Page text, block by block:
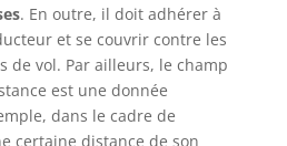
. En outre, il doit adhérer à
et se couvrir contre les
de vol. Par ailleurs, le champ
est une donnée
dans le cadre de
certaine distance de son